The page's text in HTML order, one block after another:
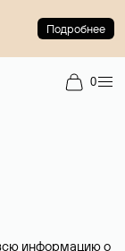
Подробнее
0
информацию о